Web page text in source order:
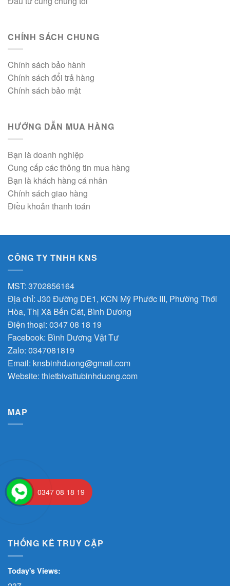
CHÍNH SÁCH CHUNG
Chính sách bảo hành
Chính sách đổi trả hàng
Chính sách bảo mật
HƯỚNG DẪN MUA HÀNG
Bạn là doanh nghiệp
Cung cấp các thông tin mua hàng
Bạn là khách hàng cá nhân
Chính sách giao hàng
Điều khoản thanh toán
CÔNG TY TNHH KNS
MST: 3702856164
Địa chỉ: J30 Đường DE1, KCN Mỹ Phước III, Phường Thới
Hòa, Thị Xã Bến Cát, Bình Dương
Điện thoại: 0347 08 18 19
Facebook: Bình Dương Vật Tư
Zalo: 0347081819
Email: knsbinhduong@gmail.com
Website: thietbivattubinhduong.com
MAP
THỐNG KÊ TRUY CẬP
Today's Views:
0347 08 18 19